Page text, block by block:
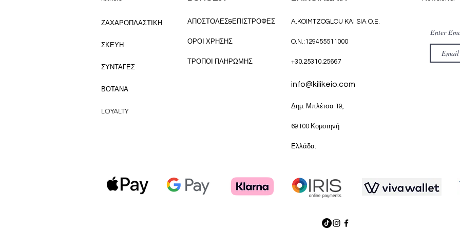
ΖΑΧΑΡΟΠΛΑΣΤΙΚΗ
ΣΚΕΥΗ
ΣΥΝΤΑΓΕΣ
ΒΟΤΑΝΑ
LOYALTY
ΑΠΟΣΤΟΛΕΣ&ΕΠΙΣΤΡΟΦΕΣ
ΟΡΟΙ ΧΡΗΣΗΣ
ΤΡΟΠΟΙ ΠΛΗΡΩΜΗΣ
A.KOIMTZOGLOU KAI SIA O.E.
O.N.:129455511000
+30.25310.25667
info@kilikeio.com
Δημ. Μπλέτσα 19,
69100 Κομοτηνή
Ελλάδα.
Enter